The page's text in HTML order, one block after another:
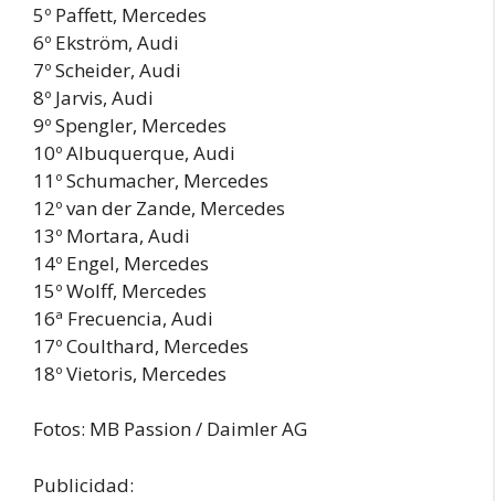
5º Paffett, Mercedes
6º Ekström, Audi
7º Scheider, Audi
8º Jarvis, Audi
9º Spengler, Mercedes
10º Albuquerque, Audi
11º Schumacher, Mercedes
12º van der Zande, Mercedes
13º Mortara, Audi
14º Engel, Mercedes
15º Wolff, Mercedes
16ª Frecuencia, Audi
17º Coulthard, Mercedes
18º Vietoris, Mercedes
Fotos: MB Passion / Daimler AG
Publicidad: